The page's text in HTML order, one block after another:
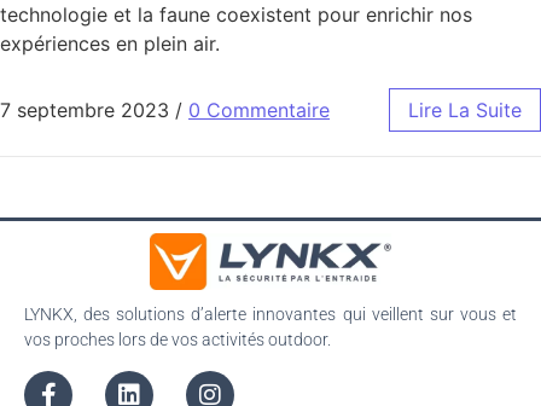
technologie et la faune coexistent pour enrichir nos
expériences en plein air.
7 septembre 2023 / 0 Commentaire Lire La Suite
LYNKX, des solutions d’alerte innovantes qui veillent sur vous et
vos proches lors de vos activités outdoor.